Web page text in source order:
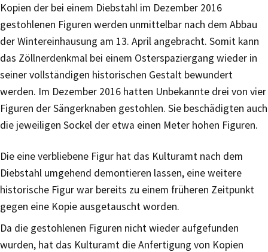
Kopien der bei einem Diebstahl im Dezember 2016
gestohlenen Figuren werden unmittelbar nach dem Abbau
der Wintereinhausung am 13. April angebracht. Somit kann
das Zöllnerdenkmal bei einem Osterspaziergang wieder in
seiner vollständigen historischen Gestalt bewundert
werden. Im Dezember 2016 hatten Unbekannte drei von vier
Figuren der Sängerknaben gestohlen. Sie beschädigten auch
die jeweiligen Sockel der etwa einen Meter hohen Figuren.
Die eine verbliebene Figur hat das Kulturamt nach dem
Diebstahl umgehend demontieren lassen, eine weitere
historische Figur war bereits zu einem früheren Zeitpunkt
gegen eine Kopie ausgetauscht worden.
Da die gestohlenen Figuren nicht wieder aufgefunden
wurden, hat das Kulturamt die Anfertigung von Kopien